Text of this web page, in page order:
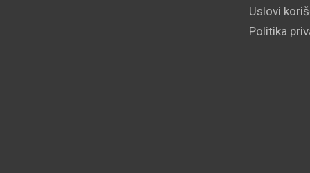
Uslovi
Politika